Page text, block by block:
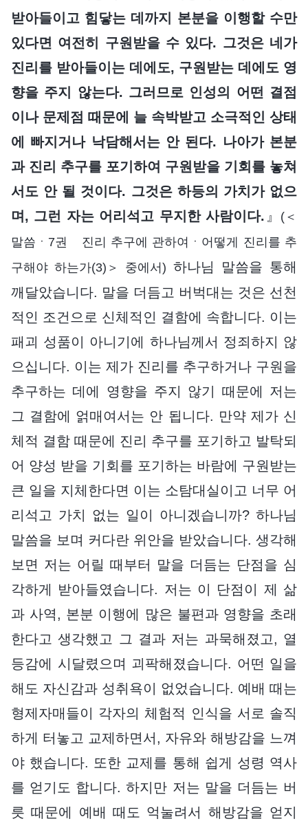
받아들이고 힘닿는 데까지 본분을 이행할 수만
있다면 여전히 구원받을 수 있다. 그것은 네가
진리를 받아들이는 데에도, 구원받는 데에도 영
향을 주지 않는다. 그러므로 인성의 어떤 결점
이나 문제점 때문에 늘 속박받고 소극적인 상태
에 빠지거나 낙담해서는 안 된다. 나아가 본분
과 진리 추구를 포기하여 구원받을 기회를 놓쳐
서도 안 될 것이다. 그것은 하등의 가치가 없으
며, 그런 자는 어리석고 무지한 사람이다. 』 (＜
말씀ㆍ7권 진리 추구에 관하여ㆍ어떻게 진리를 추
구해야 하는가(3)＞ 중에서) 하나님 말씀을 통해
깨달았습니다. 말을 더듬고 버벅대는 것은 선천
적인 조건으로 신체적인 결함에 속합니다. 이는
패괴 성품이 아니기에 하나님께서 정죄하지 않
으십니다. 이는 제가 진리를 추구하거나 구원을
추구하는 데에 영향을 주지 않기 때문에 저는
그 결함에 얽매여서는 안 됩니다. 만약 제가 신
체적 결함 때문에 진리 추구를 포기하고 발탁되
어 양성 받을 기회를 포기하는 바람에 구원받는
큰 일을 지체한다면 이는 소탐대실이고 너무 어
리석고 가치 없는 일이 아니겠습니까? 하나님
말씀을 보며 커다란 위안을 받았습니다. 생각해
보면 저는 어릴 때부터 말을 더듬는 단점을 심
각하게 받아들였습니다. 저는 이 단점이 제 삶
과 사역, 본분 이행에 많은 불편과 영향을 초래
한다고 생각했고 그 결과 저는 과묵해졌고, 열
등감에 시달렸으며 괴팍해졌습니다. 어떤 일을
해도 자신감과 성취욕이 없었습니다. 예배 때는
형제자매들이 각자의 체험적 인식을 서로 솔직
하게 터놓고 교제하면서, 자유와 해방감을 느껴
야 했습니다. 또한 교제를 통해 쉽게 성령 역사
를 얻기도 합니다. 하지만 저는 말을 더듬는 버
릇 때문에 예배 때도 억눌려서 해방감을 얻지